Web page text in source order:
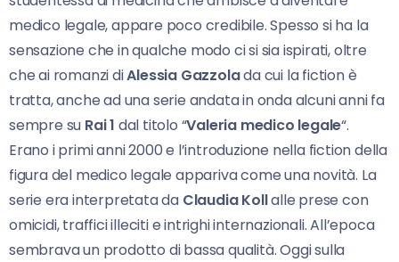
medico legale, appare poco credibile. Spesso si ha la
sensazione che in qualche modo ci si sia ispirati, oltre
che ai romanzi diAlessia Gazzolada cui la fiction è
tratta, anche ad una serie andata in onda alcuni anni fa
sempre su Rai 1 dal titolo “Valeria medico legale“.
Erano i primi anni 2000 e l’introduzione nella fiction della
figura del medico legale appariva come una novità. La
serie era interpretata da Claudia Kollalle prese con
omicidi, traffici illeciti e intrighi internazionali. All’epoca
sembrava un prodotto di bassa qualità. Oggi sulla